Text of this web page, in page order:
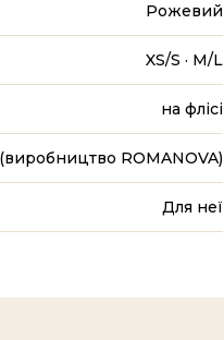
Рожевий
XS/S · M/L
на флісі
ROMANOVA)
Для неї